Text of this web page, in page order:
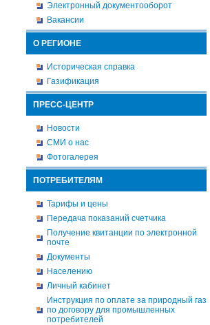
Электронный документооборот
Вакансии
О РЕГИОНЕ
Историческая справка
Газификация
ПРЕСС-ЦЕНТР
Новости
СМИ о нас
Фотогалерея
ПОТРЕБИТЕЛЯМ
Тарифы и цены
Передача показаний счетчика
Получение квитанции по электронной
почте
Документы
Населению
Личный кабинет
Инструкция по оплате за природный газ
по договору для промышленных
потребителей